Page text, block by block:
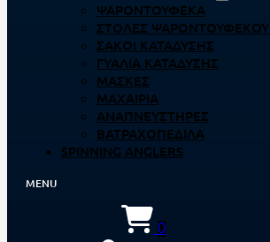
ΨΑΡΟΝΤΟΎΦΕΚΑ
ΣΤΟΛΈΣ ΨΑΡΟΝΤΟΎΦΕΚΟΥ
ΣΆΚΟΙ ΚΑΤΆΔΥΣΗΣ
ΓΥΑΛΙΆ ΚΑΤΆΔΥΣΗΣ
ΜΆΣΚΕΣ
ΜΑΧΑΊΡΙΑ
ΑΝΑΠΝΕΥΣΤΉΡΕΣ
ΒΑΤΡΑΧΟΠΈΔΙΛΑ
SPINNING ANGLERS
0